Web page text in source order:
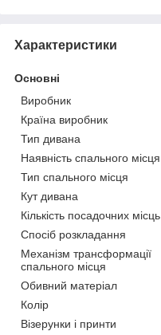
Характеристики
Основні
Виробник
Країна виробник
Тип дивана
Наявність спального місця
Тип спального місця
Кут дивана
Кількість посадочних місць
Спосіб розкладання
Механізм трансформації
спального місця
Обивний матеріал
Колір
Візерунки і принти